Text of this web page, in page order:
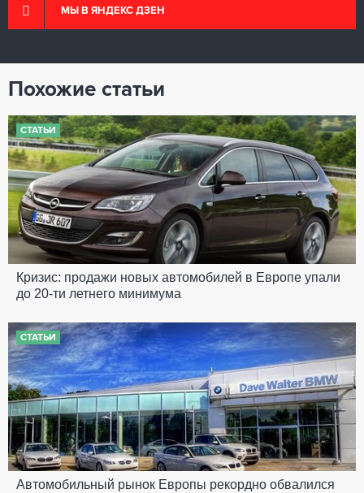
МЫ В ЯНДЕКС ДЗЕН
Похожие статьи
СТАТЬИ
Кризис: продажи новых автомобилей в Европе упали
до 20-ти летнего минимума
СТАТЬИ
Автомобильный рынок Европы рекордно обвалился